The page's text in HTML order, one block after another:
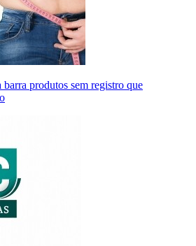
produtos sem registro que